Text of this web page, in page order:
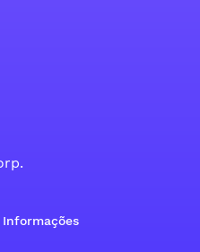
do Facebook
da conta do tweeter
social da conta do
Informações